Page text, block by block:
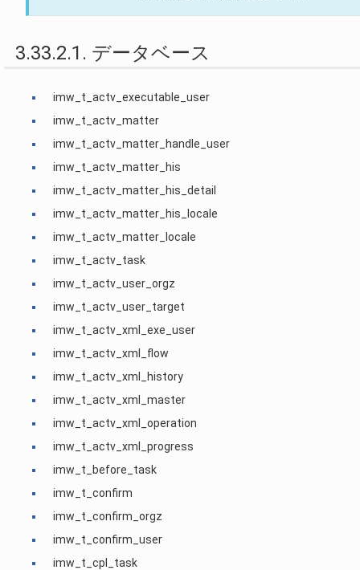
3.33.2.1. データベース
imw_t_actv_executable_user
imw_t_actv_matter
imw_t_actv_matter_handle_user
imw_t_actv_matter_his
imw_t_actv_matter_his_detail
imw_t_actv_matter_his_locale
imw_t_actv_matter_locale
imw_t_actv_task
imw_t_actv_user_orgz
imw_t_actv_user_target
imw_t_actv_xml_exe_user
imw_t_actv_xml_flow
imw_t_actv_xml_history
imw_t_actv_xml_master
imw_t_actv_xml_operation
imw_t_actv_xml_progress
imw_t_before_task
imw_t_confirm
imw_t_confirm_orgz
imw_t_confirm_user
imw_t_cpl_task